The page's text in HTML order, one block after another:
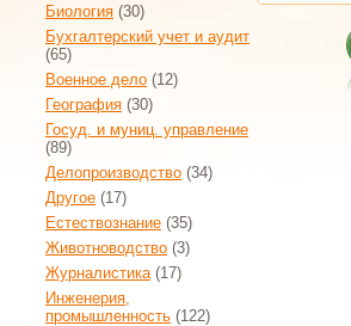
Биология (30)
Бухгалтерский учет и аудит
(65)
Военное дело (12)
География (30)
Госуд. и муниц. управление
(89)
Делопроизводство (34)
Другое (17)
Естествознание (35)
Животноводство (3)
Журналистика(17)
Инженерия,
промышленность (122)